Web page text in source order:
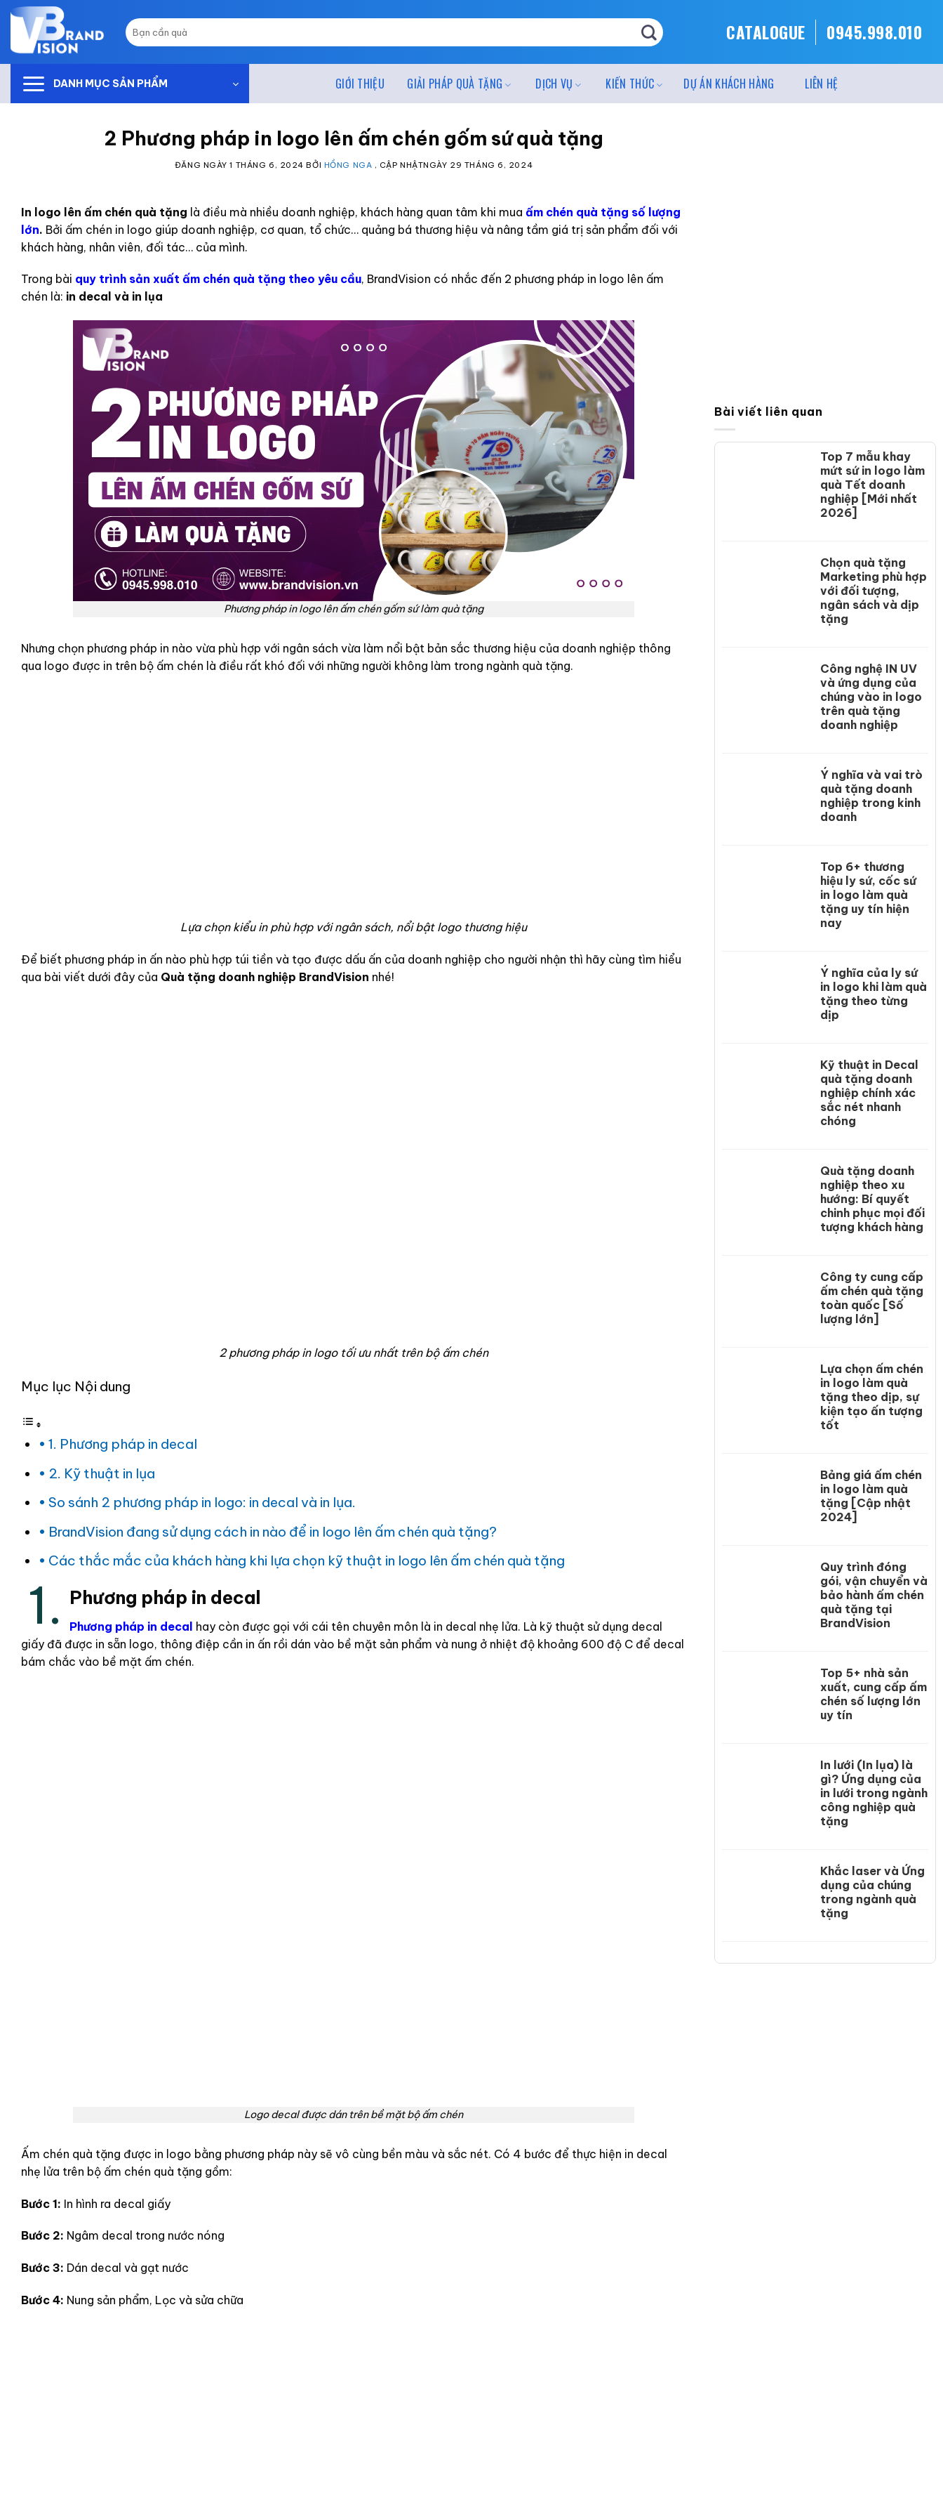
Skip
content
Tìm
kiếm:
CATALOGUE 0945.998.010
DANH MỤC SẢN PHẨM GIỚI THIỆU GIẢI PHÁP QUÀ TẶNG DỊCH VỤ KIẾN THỨC DỰ ÁN KHÁCH HÀNG LIÊN HỆ
2 Phương pháp in logo lên ấm chén gốm sứ quà tặng
ĐĂNG NGÀY1 THÁNG 6, 2024BỞI HỒNG NGA , CẬP NHẬTNGÀY 29 THÁNG 6, 2024
In logo lên ấm chén quà tặng là điều mà nhiều doanh nghiệp, khách hàng quan tâm khi mua ấm chén quà tặng số lượng
lớn. Bởi ấm chén in logo giúp doanh nghiệp, cơ quan, tổ chức… quảng bá thương hiệu và nâng tầm giá trị sản phẩm đối với
khách hàng, nhân viên, đối tác… của mình.
Trong bài quy trình sản xuất ấm chén quà tặng theo yêu cầu, BrandVision có nhắc đến 2 phương pháp in logo lên ấm
chén là: in decal và in lụa
Phương pháp in logo lên ấm chén gốm sứ làm quà tặng
Nhưng chọn phương pháp in nào vừa phù hợp với ngân sách vừa làm nổi bật bản sắc thương hiệu của doanh nghiệp thông
qua logo được in trên bộ ấm chén là điều rất khó đối với những người không làm trong ngành quà tặng.
Lựa chọn kiểu in phù hợp với ngân sách, nổi bật logo thương hiệu
Để biết phương pháp in ấn nào phù hợp túi tiền và tạo được dấu ấn của doanh nghiệp cho người nhận thì hãy cùng tìm hiểu
qua bài viết dưới đây của Quà tặng doanh nghiệp BrandVision nhé!
2 phương pháp in logo tối ưu nhất trên bộ ấm chén
Mục lục Nội dung
1. Phương pháp in decal
2. Kỹ thuật in lụa
So sánh 2 phương pháp in logo: in decal và in lụa.
BrandVision đang sử dụng cách in nào để in logo lên ấm chén quà tặng?
Các thắc mắc của khách hàng khi lựa chọn kỹ thuật in logo lên ấm chén quà tặng
1. Phương pháp in decal
Phương pháp in decal hay còn được gọi với cái tên chuyên môn là in decal nhẹ lửa. Là kỹ thuật sử dụng decal
giấy đã được in sẵn logo, thông điệp cần in ấn rồi dán vào bề mặt sản phẩm và nung ở nhiệt độ khoảng 600 độ C để decal
bám chắc vào bề mặt ấm chén.
Logo decal được dán trên bề mặt bộ ấm chén
Ấm chén quà tặng được in logo bằng phương pháp này sẽ vô cùng bền màu và sắc nét. Có 4 bước để thực hiện in decal
nhẹ lửa trên bộ ấm chén quà tặng gồm:
Bước 1: In hình ra decal giấy
Bước 2: Ngâm decal trong nước nóng
Bước 3: Dán decal và gạt nước
Bước 4: Nung sản phẩm, Lọc và sửa chữa
Bài viết liên quan
Top 7 mẫu khay
mứt sứ in logo làm
quà Tết doanh
nghiệp [Mới nhất
2026]
Chọn quà tặng
Marketing phù hợp
với đối tượng,
ngân sách và dịp
tặng
Công nghệ IN UV
và ứng dụng của
chúng vào in logo
trên quà tặng
doanh nghiệp
Ý nghĩa và vai trò
quà tặng doanh
nghiệp trong kinh
doanh
Top 6+ thương
hiệu ly sứ, cốc sứ
in logo làm quà
tặng uy tín hiện
nay
Ý nghĩa của ly sứ
in logo khi làm quà
tặng theo từng
dịp
Kỹ thuật in Decal
quà tặng doanh
nghiệp chính xác
sắc nét nhanh
chóng
Quà tặng doanh
nghiệp theo xu
hướng: Bí quyết
chinh phục mọi đối
tượng khách hàng
Công ty cung cấp
ấm chén quà tặng
toàn quốc [Số
lượng lớn]
Lựa chọn ấm chén
in logo làm quà
tặng theo dịp, sự
kiện tạo ấn tượng
tốt
Bảng giá ấm chén
in logo làm quà
tặng [Cập nhật
2024]
Quy trình đóng
gói, vận chuyển và
bảo hành ấm chén
quà tặng tại
BrandVision
Top 5+ nhà sản
xuất, cung cấp ấm
chén số lượng lớn
uy tín
In lưới (In lụa) là
gì? Ứng dụng của
in lưới trong ngành
công nghiệp quà
tặng
Khắc laser và Ứng
dụng của chúng
trong ngành quà
tặng